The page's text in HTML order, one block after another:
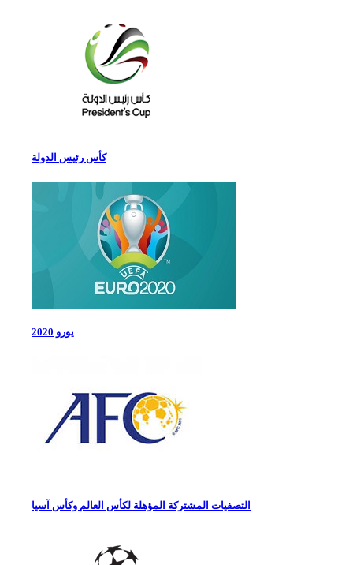
كأس رئيس الدولة
يورو 2020
التصفيات المشتركة المؤهلة لكأس العالم وكأس آسيا